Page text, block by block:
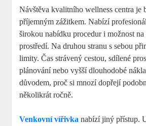
Návštěva kvalitního wellness centra je
příjemným zážitkem. Nabízí
širokou nabídku procedur i možnost
prostředí. Na druhou stranu s sebou
limity. Čas strávený cestou, sdílené
plánování nebo vyšší dlouhodobé
důvodem, proč si mnozí dopřejí
několikrát ročně.
Venkovní vířivka nabízí jiný přístup.